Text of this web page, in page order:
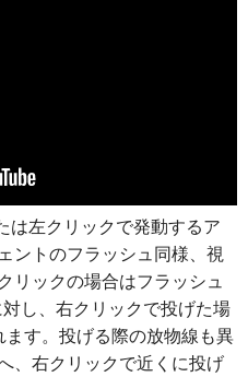
は左クリックで発動するア
ントのフラッシュ同様、視
リックの場合はフラッシュ
し、右クリックで投げた場
す。投げる際の放物線も異
、右クリックで近くに投げ